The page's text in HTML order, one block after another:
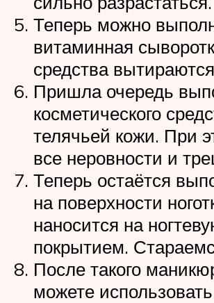
Теперь можно
витаминная
средства
Пришла очередь
косметического
телячьей кожи. При
все неровности и
Теперь остаётся
на поверхности
наносится на
покрытием.
После такого
можете